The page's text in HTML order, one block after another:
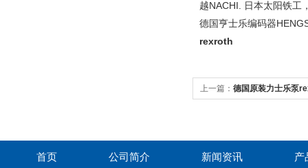
越NACHI. 日本太阳铁工
德国亨士乐编码器
rexroth
上一篇： 德国原装力士乐泵
首页 公司简介 新闻资讯 产